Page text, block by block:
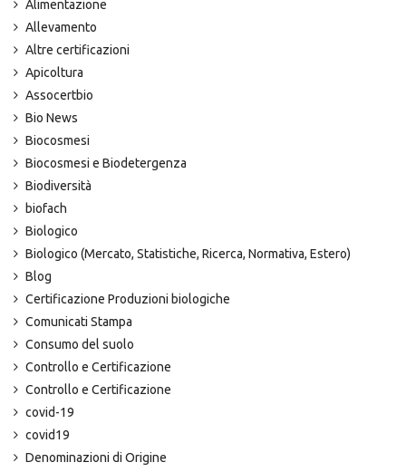
Alimentazione
Allevamento
Altre certificazioni
Apicoltura
Assocertbio
Bio News
Biocosmesi
Biocosmesi e Biodetergenza
Biodiversità
biofach
Biologico
Biologico (Mercato, Statistiche, Ricerca, Normativa, Estero)
Blog
Certificazione Produzioni biologiche
Comunicati Stampa
Consumo del suolo
Controllo e Certificazione
Controllo e Certificazione
covid-19
covid19
Denominazioni di Origine